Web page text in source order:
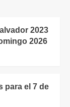
2023
2026
para el 7 de